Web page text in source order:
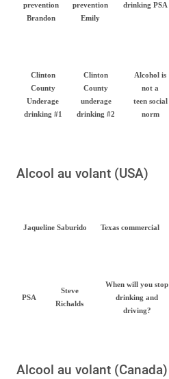
prevention
Brandon
prevention
Emily
drinking PSA
Clinton
County
Underage
drinking #1
Clinton
County
underage
drinking #2
Alcohol is
not a
teen social
norm
Alcool au volant (USA)
Jaqueline Saburido Texas commercial
PSA
Steve
Richalds
When will you stop
drinking and
driving?
Alcool au volant (Canada)